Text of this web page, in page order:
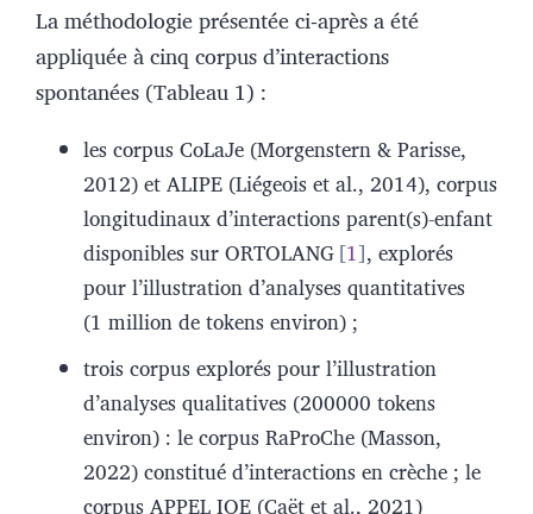
La méthodologie présentée ci‑après a été
appliquée à cinq corpus d’interactions
spontanées (Tableau 1) :
les corpus CoLaJe (Morgenstern & Parisse,
2012) et ALIPE (Liégeois et al., 2014), corpus
longitudinaux d’interactions parent(s)-enfant
disponibles sur ORTOLANG 1 , explorés
pour l’illustration d’analyses quantitatives
(1 million de tokens environ) ;
trois corpus explorés pour l’illustration
d’analyses qualitatives (200000 tokens
environ) : le corpus RaProChe (Masson,
2022) constitué d’interactions en crèche ; le
corpus APPEL IOE (Caët et al., 2021)